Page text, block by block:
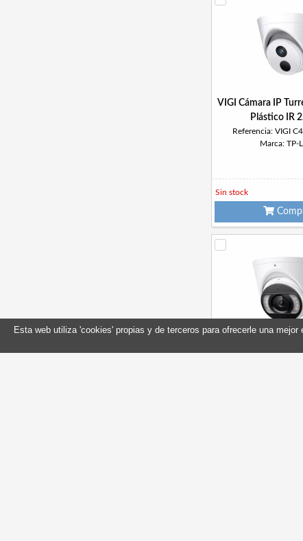
VIGI Cámara IP
Plástico IR
Referencia: VIGI
Marca: TP-
Sin stock
Esta web utiliza 'cookies' propias y de terceros para ofrecerle una